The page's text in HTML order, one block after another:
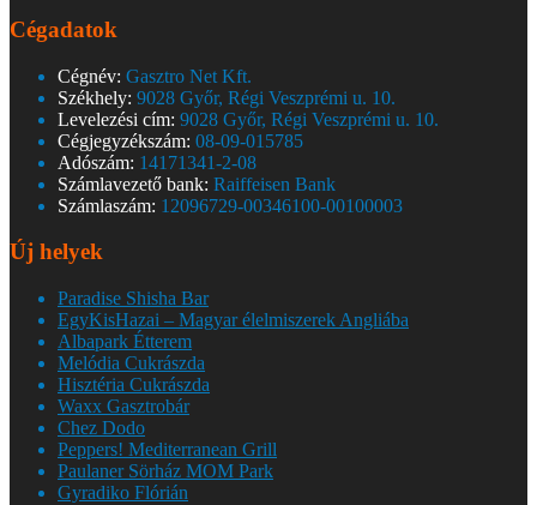
Cégadatok
Cégnév: Gasztro Net Kft.
Székhely: 9028 Győr, Régi Veszprémi u. 10.
Levelezési cím: 9028 Győr, Régi Veszprémi u. 10.
Cégjegyzékszám: 08-09-015785
Adószám: 14171341-2-08
Számlavezető bank: Raiffeisen Bank
Számlaszám: 12096729-00346100-00100003
Új helyek
Paradise Shisha Bar
EgyKisHazai – Magyar élelmiszerek Angliába
Albapark Étterem
Melódia Cukrászda
Hisztéria Cukrászda
Waxx Gasztrobár
Chez Dodo
Peppers! Mediterranean Grill
Paulaner Sörház MOM Park
Gyradiko Flórián